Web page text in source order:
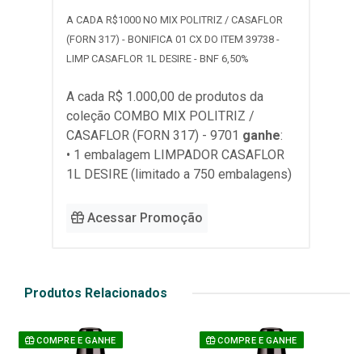
A CADA R$1000 NO MIX POLITRIZ / CASAFLOR
(FORN 317) - BONIFICA 01 CX DO ITEM 39738 -
LIMP CASAFLOR 1L DESIRE - BNF 6,50%
A cada R$ 1.000,00 de produtos da
coleção COMBO MIX POLITRIZ /
CASAFLOR (FORN 317) - 9701 ganhe:
• 1 embalagem LIMPADOR CASAFLOR
1L DESIRE (limitado a 750 embalagens)
Acessar Promoção
Produtos Relacionados
COMPRE E GANHE COMPRE E GANHE